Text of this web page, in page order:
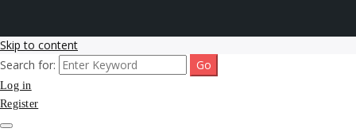
Skip to content
รับจ้างโพสขายบ้าน ติดAI
Search รับทำSEOรายเดือน
รับโพสต์เว็บขายบ้าน อสังหา ทำSEOรายเดือนราคาถูก เน้นติดAI โพสต์
ประกาศบ้านที่ดินฟรี SEOขายบ้าน รับจ้างโพสต์บ้านที่ดินติดหน้า1goolge
ราคาถูกที่สุด ฟรีลงประกาศอสังหา รับทำSEOขายสินค้า
Search for:
Log in
Register